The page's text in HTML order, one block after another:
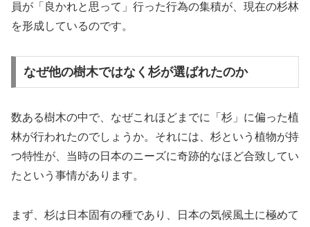
員が「良かれと思って」行った行為の集積が、現在の杉林
を形成しているのです。
なぜ他の樹木ではなく杉が選ばれたのか
数ある樹木の中で、なぜこれほどまでに「杉」に偏った植
林が行われたのでしょうか。それには、杉という植物が持
つ特性が、当時の日本のニーズに奇跡的なほど合致してい
たという事情があります。
まず、杉は日本固有の種であり、日本の気候風土に極めて